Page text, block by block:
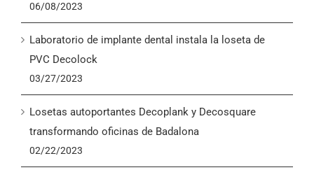
06/08/2023
Laboratorio de implante dental instala la loseta de
PVC Decolock
03/27/2023
Losetas autoportantes Decoplank y Decosquare
transformando oficinas de Badalona
02/22/2023